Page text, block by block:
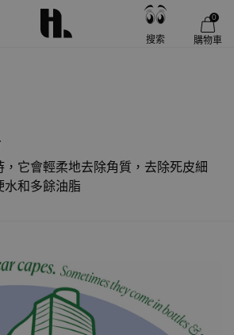
搜索
0
購物車
它會輕柔地去除角質，去除死皮細
水和多餘油脂